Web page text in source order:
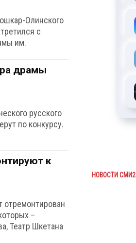
Олинского
с
им.
драмы
русского
по конкурсу.
к
отремонтирован
–
Театр Шкетана
НОВОСТИ СМИ2